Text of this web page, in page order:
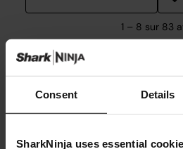
Consent Details
SharkNinja uses essential